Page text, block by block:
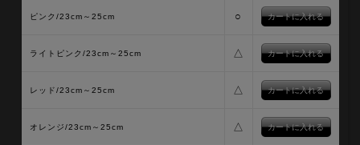
ピンク/23cm～25cm ○
ライトピンク/23cm～25cm △
レッド/23cm～25cm △
オレンジ/23cm～25cm △